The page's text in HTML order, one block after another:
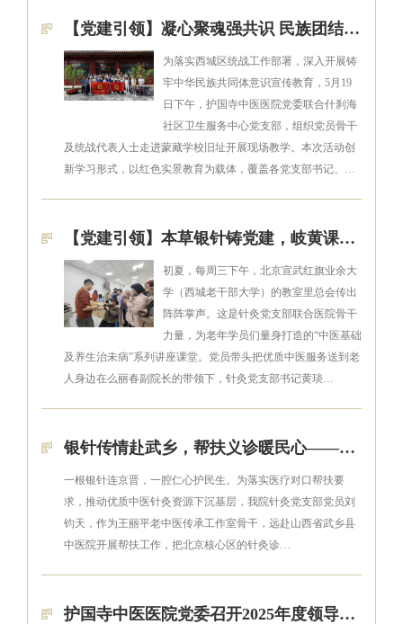
【党建引领】凝心聚魂强共识 民族团结促实干——我院开展红色研学暨统战专题教育活动
为落实西城区统战工作部署，深入开展铸
牢中华民族共同体意识宣传教育，5月19
日下午，护国寺中医医院党委联合什刹海
社区卫生服务中心党支部，组织党员骨干
及统战代表人士走进蒙藏学校旧址开展现场教学。本次活动创
新学习形式，以红色实景教育为载体，覆盖各党支部书记、…
【党建引领】本草银针铸党建，岐黄课堂护银龄——针灸党支部走进西城老干部大学
初夏，每周三下午，北京宣武红旗业余大
学（西城老干部大学）的教室里总会传出
阵阵掌声。这是针灸党支部联合医院骨干
力量，为老年学员们量身打造的“中医基础
及养生治未病”系列讲座课堂。党员带头把优质中医服务送到老
人身边在么丽春副院长的带领下，针灸党支部书记黄琰…
银针传情赴武乡，帮扶义诊暖民心——针灸党支部党员刘钧天对口支援武乡县中医院侧记
一根银针连京晋，一腔仁心护民生。为落实医疗对口帮扶要
求，推动优质中医针灸资源下沉基层，我院针灸党支部党员刘
钧天，作为王丽平老中医传承工作室骨干，远赴山西省武乡县
中医院开展帮扶工作，把北京核心区的针灸诊…
护国寺中医医院党委召开2025年度领导班子民主生活会